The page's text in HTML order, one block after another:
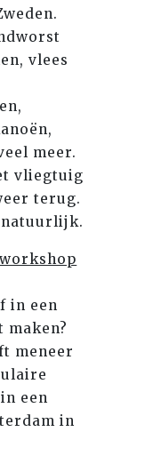
vlees
meer.
vliegtuig
terug.
in een
meneer
een
in